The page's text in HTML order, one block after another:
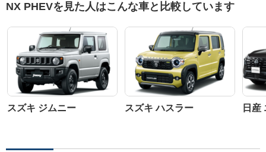
NX PHEVを見た人はこんな車と比較しています
スズキ ジムニー スズキ ハスラー 日産